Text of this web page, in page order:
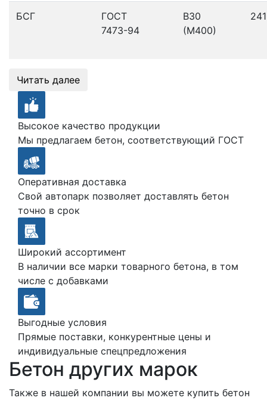
БСГ
ГОСТ
7473-94
В30
(М400)
Читать далее
Высокое качество продукции
Мы предлагаем бетон, соответствующий ГОСТ
Оперативная доставка
Свой автопарк позволяет доставлять бетон
точно в срок
Широкий ассортимент
В наличии все марки товарного бетона, в том
числе с добавками
Выгодные условия
Прямые поставки, конкурентные цены и
индивидуальные спецпредложения
Бетон других марок
Также в нашей компании вы можете купить бетон